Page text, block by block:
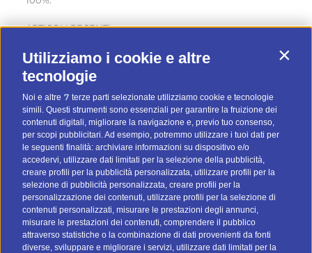
Utilizziamo i cookie e altre
tecnologie
Noi e altre 7 terze parti selezionate utilizziamo cookie e tecnologie
simili. Questi strumenti sono essenziali per garantire la fruizione dei
contenuti digitali, migliorare la navigazione e, previo tuo consenso,
per scopi pubblicitari. Ad esempio, potremmo utilizzare i tuoi dati per
le seguenti finalità: archiviare informazioni su dispositivo e/o
accedervi, utilizzare dati limitati per la selezione della pubblicità,
creare profili per la pubblicità personalizzata, utilizzare profili per la
selezione di pubblicità personalizzata, creare profili per la
personalizzazione dei contenuti, utilizzare profili per la selezione di
contenuti personalizzati, misurare le prestazioni degli annunci,
misurare le prestazioni dei contenuti, comprendere il pubblico
attraverso statistiche o la combinazione di dati provenienti da fonti
diverse, sviluppare e migliorare i servizi, utilizzare dati limitati per la
ARTICOLI RECENTI
Come ottenere nuovi clienti in estate… mentre gli altri
aspettano
Cinque modi originali per sfruttare un database di
contatti d’estate
Quattro consigli pratici per fare email marketing d’estate
CATEGORIE
Strategie email marketing
Gestione liste contatti
Privacy e GDPR